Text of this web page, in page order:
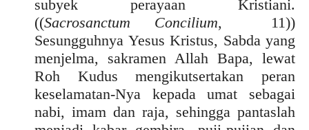
subyek perayaan Kristiani.
((Sacrosanctum Concilium, 11))
Sesungguhnya Yesus Kristus, Sabda yang
menjelma, sakramen Allah Bapa, lewat
Roh Kudus mengikutsertakan peran
keselamatan-Nya kepada umat sebagai
nabi, imam dan raja, sehingga pantaslah